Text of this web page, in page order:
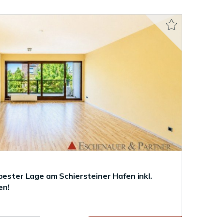
Lage am Schiersteiner Hafen inkl.